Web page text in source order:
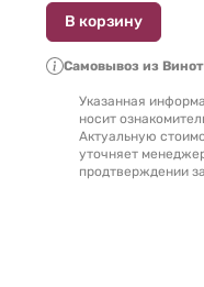
В корзину
Самовывоз из
Указанная
носит
Актуальную
уточняет
продтверждении